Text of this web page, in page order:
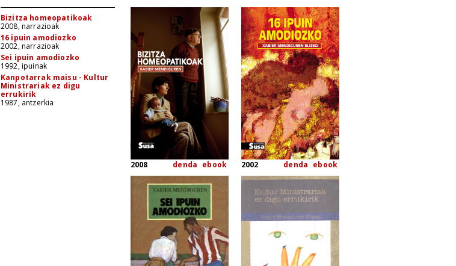
Bizitza homeopatikoak
2008, narrazioak
16 ipuin amodiozko
2002, narrazioak
Sei ipuin amodiozko
1992, ipuinak
Kanpotarrak maisu - Kultur
Ministrariak ez digu
errukirik
1987, antzerkia
denda ebook
2008 denda ebook
2002